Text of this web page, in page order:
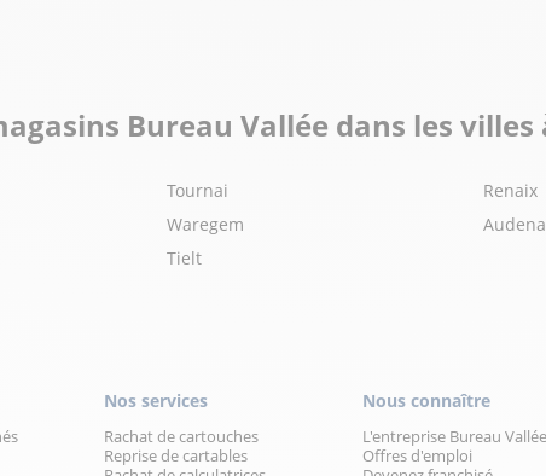
Bureau Vallée dans les
Tournai
Waregem
Tielt
Renaix
Nos services
Rachat de cartouches
Reprise de cartables
Nous connaître
L'entreprise Bureau Vallée
Offres d'emploi